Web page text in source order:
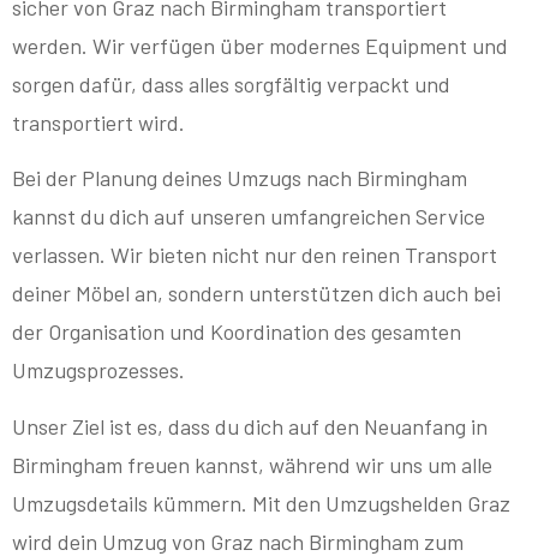
sicher von Graz nach Birmingham transportiert
werden. Wir verfügen über modernes Equipment und
sorgen dafür, dass alles sorgfältig verpackt und
transportiert wird.
Bei der Planung deines Umzugs nach Birmingham
kannst du dich auf unseren umfangreichen Service
verlassen. Wir bieten nicht nur den reinen Transport
deiner Möbel an, sondern unterstützen dich auch bei
der Organisation und Koordination des gesamten
Umzugsprozesses.
Unser Ziel ist es, dass du dich auf den Neuanfang in
Birmingham freuen kannst, während wir uns um alle
Umzugsdetails kümmern. Mit den Umzugshelden Graz
wird dein Umzug von Graz nach Birmingham zum